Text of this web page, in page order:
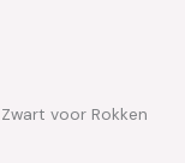
voor Rokken